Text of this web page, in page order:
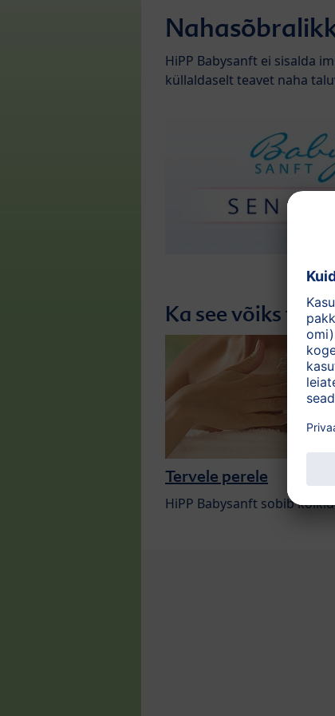
HiPP Babysanft ei sisalda
küllaldaselt teavet naha
Ka see võiks
Tervele perele
HiPP Babysanft sobib